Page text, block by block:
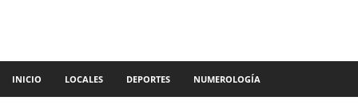
INICIO LOCALES DEPORTES NUMEROLOGÍA